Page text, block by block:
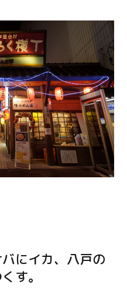
にイカ、八戸の
す。